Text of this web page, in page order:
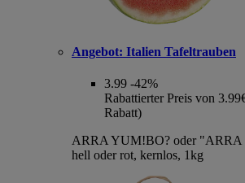
Angebot: Italien Tafeltrauben
3.99 -42%
Rabattierter Preis von
Rabatt)
ARRA YUM!BO? oder "ARRA
hell oder rot, kernlos, 1kg